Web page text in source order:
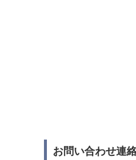
お問い合わせ連